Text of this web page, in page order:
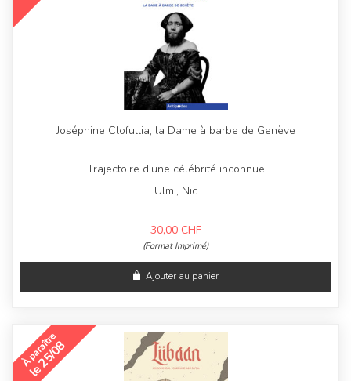
Joséphine Clofullia, la Dame à barbe de Genève
Trajectoire d’une célébrité inconnue
Ulmi, Nic
30,00 CHF
(Format Imprimé)
Ajouter au panier
À paraître
le 25/08